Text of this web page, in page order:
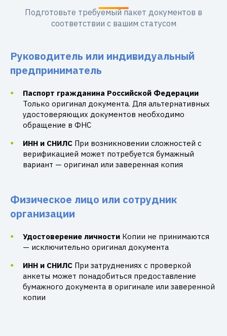
Подготовьте требуемый пакет документов в
соответствии с вашим статусом
Руководитель или индивидуальный
предприниматель
Паспорт гражданина Российской Федерации
Только оригинал документа. Для альтернативных
удостоверяющих документов необходимо
обращение в ФНС
ИНН и СНИЛС При возникновении сложностей с
верификацией может потребуется бумажный
вариант — оригинал или заверенная копия
Физическое лицо или сотрудник
организации
Удостоверение личности Копии не принимаются
— исключительно оригинал документа
ИНН и СНИЛС При затруднениях с проверкой
анкеты может понадобиться предоставление
бумажного документа в оригинале или заверенной
копии